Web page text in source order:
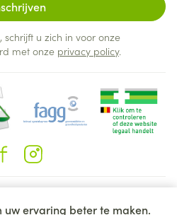
uw ervaring beter te maken.
schrijft u zich in voor onze
met onze privacy policy.